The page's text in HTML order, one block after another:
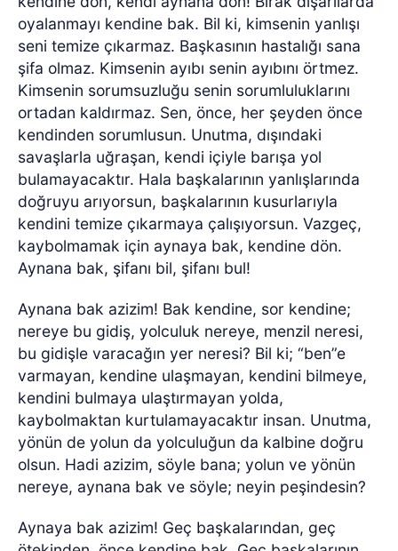
oyalanmayı kendine bak. Bil ki, kimsenin yanlışı
seni temize çıkarmaz. Başkasının hastalığı sana
şifa olmaz. Kimsenin ayıbı senin ayıbını örtmez.
Kimsenin sorumsuzluğu senin sorumluluklarını
ortadan kaldırmaz. Sen, önce, her şeyden önce
kendinden sorumlusun. Unutma, dışındaki
savaşlarla uğraşan, kendi içiyle barışa yol
bulamayacaktır. Hala başkalarının yanlışlarında
doğruyu arıyorsun, başkalarının kusurlarıyla
kendini temize çıkarmaya çalışıyorsun. Vazgeç,
kaybolmamak için aynaya bak, kendine dön.
Aynana bak, şifanı bil, şifanı bul!
Aynana bak azizim! Bak kendine, sor kendine;
nereye bu gidiş, yolculuk nereye, menzil neresi,
bu gidişle varacağın yer neresi? Bil ki; “ben”e
varmayan, kendine ulaşmayan, kendini bilmeye,
kendini bulmaya ulaştırmayan yolda,
kaybolmaktan kurtulamayacaktır insan. Unutma,
yönün de yolun da yolculuğun da kalbine doğru
olsun. Hadi azizim, söyle bana; yolun ve yönün
nereye, aynana bak ve söyle; neyin peşindesin?
Aynaya bak azizim! Geç başkalarından, geç